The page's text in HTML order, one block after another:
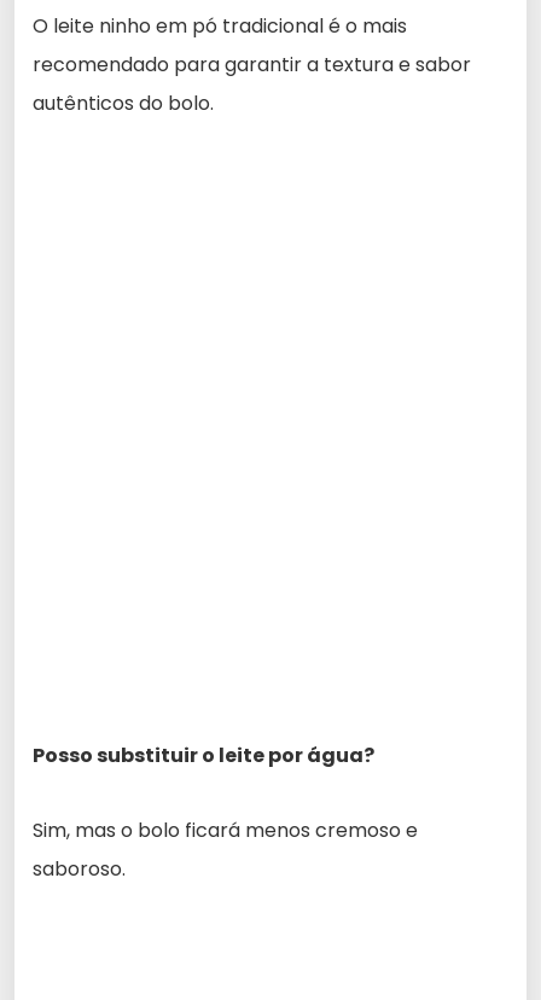
O leite ninho em pó tradicional é o mais
recomendado para garantir a textura e sabor
autênticos do bolo.
Posso substituir o leite por água?
Sim, mas o bolo ficará menos cremoso e
saboroso.